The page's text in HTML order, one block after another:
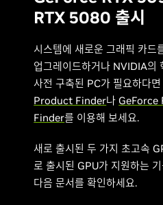
RTX 5080 출시
시스템에 새로운 그래픽 카드
업그레이드하거나 NVIDIA의
사전 구축된 PC가 필요하다면
Product Finder나
Finder를 이용해 보세요.
새로 출시된 두 가지 초고속
로 출시된 GPU가 지원하는
다음 문서를 확인하세요.